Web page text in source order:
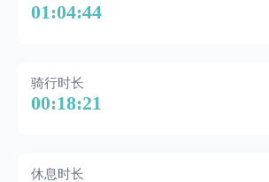
01:04:44
骑行时长
00:18:21
休息时长